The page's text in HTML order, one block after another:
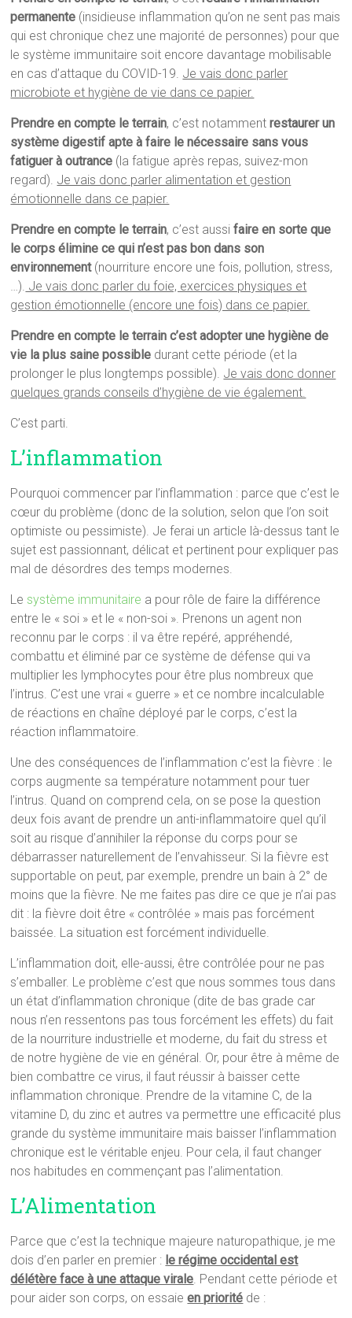
permanente (insidieuse inflammation qu’on ne sent pas mais
qui est chronique chez une majorité de personnes) pour que
le système immunitaire soit encore davantage mobilisable
en cas d’attaque du COVID-19. Je vais donc parler
microbiote et hygiène de vie dans ce papier.
Prendre en compte le terrain, c’est notammentrestaurer un
système digestif apte à faire le nécessaire sans vous
fatiguer à outrance (la fatigue après repas, suivez-mon
regard). Je vais donc parler alimentation et gestion
émotionnelle dans ce papier.
Prendre en compte le terrain, c’est aussifaire en sorte que
le corps élimine ce qui n’est pas bon dans son
environnement(nourriture encore une fois, pollution, stress,
…). Je vais donc parler du foie, exercices physiques et
gestion émotionnelle (encore une fois) dans ce papier.
Prendre en compte le terrain c’est adopter une hygiène de
vie la plus saine possible durant cette période (et la
prolonger le plus longtemps possible). Je vais donc donner
quelques grands conseils d’hygiène de vie également.
C’est parti.
L’inflammation
Pourquoi commencer par l’inflammation : parce que c’est le
cœur du problème (donc de la solution, selon que l’on soit
optimiste ou pessimiste). Je ferai un article là-dessus tant le
sujet est passionnant, délicat et pertinent pour expliquer pas
mal de désordres des temps modernes.
Le système immunitaire a pour rôle de faire la différence
entre le « soi » et le « non-soi ». Prenons un agent non
reconnu par le corps : il va être repéré, appréhendé,
combattu et éliminé par ce système de défense qui va
multiplier les lymphocytes pour être plus nombreux que
l’intrus. C’est une vrai « guerre » et ce nombre incalculable
de réactions en chaîne déployé par le corps, c’est la
réaction inflammatoire.
Une des conséquences de l’inflammation c’est la fièvre : le
corps augmente sa température notamment pour tuer
l’intrus. Quand on comprend cela, on se pose la question
deux fois avant de prendre un anti-inflammatoire quel qu’il
soit au risque d’annihiler la réponse du corps pour se
débarrasser naturellement de l’envahisseur. Si la fièvre est
supportable on peut, par exemple, prendre un bain à 2° de
moins que la fièvre. Ne me faites pas dire ce que je n’ai pas
dit : la fièvre doit être « contrôlée » mais pas forcément
baissée. La situation est forcément individuelle.
L’inflammation doit, elle-aussi, être contrôlée pour ne pas
s’emballer. Le problème c’est que nous sommes tous dans
un état d’inflammation chronique (dite de bas grade car
nous n’en ressentons pas tous forcément les effets) du fait
de la nourriture industrielle et moderne, du fait du stress et
de notre hygiène de vie en général. Or, pour être à même de
bien combattre ce virus, il faut réussir à baisser cette
inflammation chronique. Prendre de la vitamine C, de la
vitamine D, du zinc et autres va permettre une efficacité plus
grande du système immunitaire mais baisser l’inflammation
chronique est le véritable enjeu. Pour cela, il faut changer
nos habitudes en commençant pas l’alimentation.
L’Alimentation
Parce que c’est la technique majeure naturopathique, je me
dois d’en parler en premier : le régime occidental est
délétère face à une attaque virale. Pendant cette période et
pour aider son corps, on essaieen priorité de :